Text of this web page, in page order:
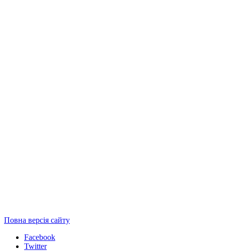
Повна версія сайту
Facebook
Twitter